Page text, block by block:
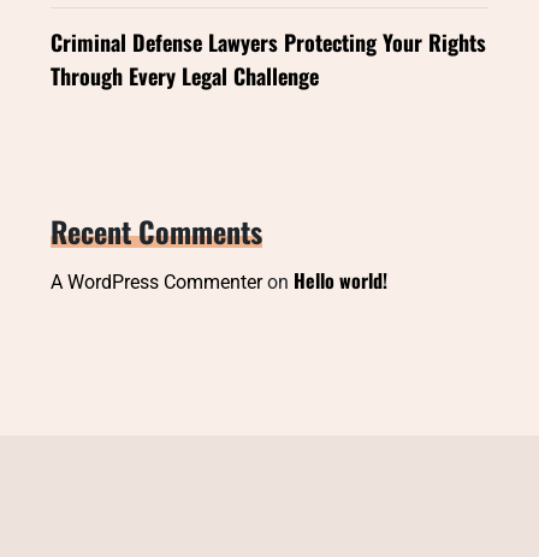
Criminal Defense Lawyers Protecting Your Rights
Through Every Legal Challenge
Recent Comments
A WordPress Commenteron Hello world!